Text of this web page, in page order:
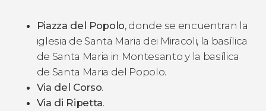
Piazza del Popolo, donde se encuentran la
iglesia de Santa Maria dei Miracoli, la basílica
de Santa Maria in Montesanto y la basílica
de Santa Maria del Popolo.
Via del Corso.
Via di Ripetta.